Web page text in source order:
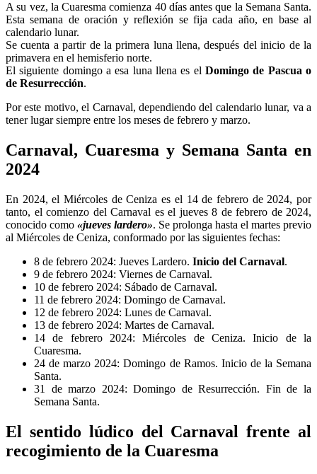
A su vez, la Cuaresma comienza 40 días antes que la Semana Santa.
Esta semana de oración y reflexión se fija cada año, en base al
calendario lunar.
Se cuenta a partir de la primera luna llena, después del inicio de la
primavera en el hemisferio norte.
El siguiente domingo a esa luna llena es el Domingo de Pascua o
de Resurrección.
Por este motivo, el Carnaval, dependiendo del calendario lunar, va a
tener lugar siempre entre los meses de febrero y marzo.
Carnaval, Cuaresma y Semana Santa en
2024
En 2024, el Miércoles de Ceniza es el 14 de febrero de 2024, por
tanto, el comienzo del Carnaval es el jueves 8 de febrero de 2024,
conocido como «jueves lardero». Se prolonga hasta el martes previo
al Miércoles de Ceniza, conformado por las siguientes fechas:
8 de febrero 2024: Jueves Lardero. Inicio del Carnaval.
9 de febrero 2024: Viernes de Carnaval.
10 de febrero 2024: Sábado de Carnaval.
11 de febrero 2024: Domingo de Carnaval.
12 de febrero 2024: Lunes de Carnaval.
13 de febrero 2024: Martes de Carnaval.
14 de febrero 2024: Miércoles de Ceniza. Inicio de la
Cuaresma.
24 de marzo 2024: Domingo de Ramos. Inicio de la Semana
Santa.
31 de marzo 2024: Domingo de Resurrección. Fin de la
Semana Santa.
El sentido lúdico del Carnaval frente al
recogimiento de la Cuaresma